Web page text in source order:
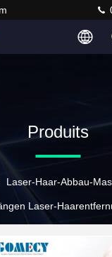
Produits
Laser-Haar-Abbau-
Laser-